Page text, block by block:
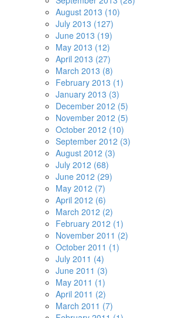
August 2013 (10)
July 2013 (127)
June 2013 (19)
May 2013 (12)
April 2013 (27)
March 2013 (8)
February 2013 (1)
January 2013 (3)
December 2012 (5)
November 2012 (5)
October 2012 (10)
September 2012 (3)
August 2012 (3)
July 2012 (68)
June 2012 (29)
May 2012 (7)
April 2012 (6)
March 2012 (2)
February 2012 (1)
November 2011 (2)
October 2011 (1)
July 2011 (4)
June 2011 (3)
May 2011 (1)
April 2011 (2)
March 2011 (7)